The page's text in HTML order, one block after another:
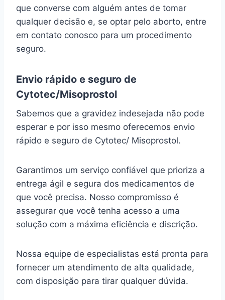
que converse com alguém antes de tomar
qualquer decisão e, se optar pelo aborto, entre
em contato conosco para um procedimento
seguro.
Envio rápido e seguro de
Cytotec/Misoprostol
Sabemos que a gravidez indesejada não pode
esperar e por isso mesmo oferecemos envio
rápido e seguro de Cytotec/ Misoprostol.
Garantimos um serviço confiável que prioriza a
entrega ágil e segura dos medicamentos de
que você precisa. Nosso compromisso é
assegurar que você tenha acesso a uma
solução com a máxima eficiência e discrição.
Nossa equipe de especialistas está pronta para
fornecer um atendimento de alta qualidade,
com disposição para tirar qualquer dúvida.